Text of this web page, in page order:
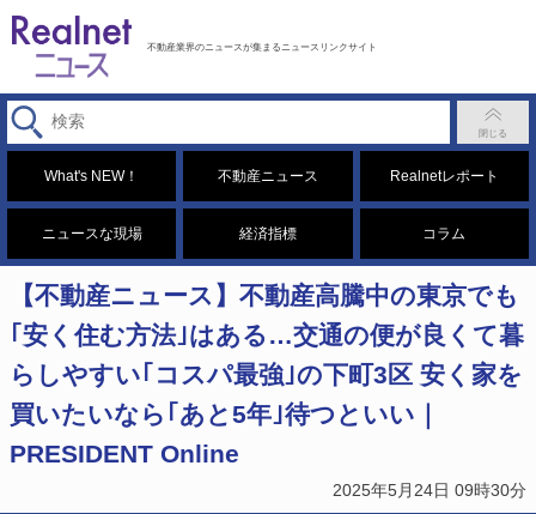
不動産業界のニュースが集まるニュースリンクサイト
What's NEW！ 不動産ニュース Realnetレポート
ニュースな現場 経済指標 コラム
【不動産ニュース】不動産高騰中の東京でも
｢安く住む方法｣はある…交通の便が良くて暮
らしやすい｢コスパ最強｣の下町3区 安く家を
買いたいなら｢あと5年｣待つといい｜
PRESIDENT Online
2025年5月24日 09時30分